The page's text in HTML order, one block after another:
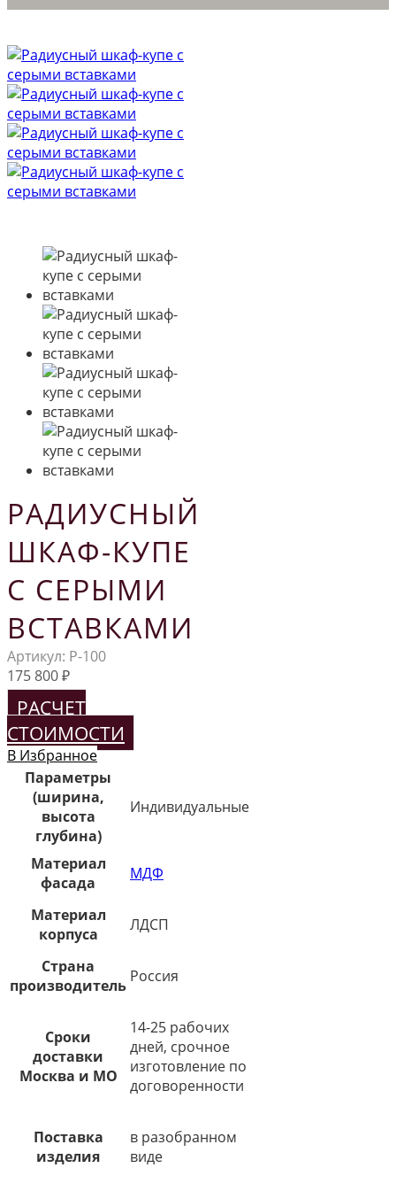
РАДИУСНЫЙ
ШКАФ-КУПЕ
С СЕРЫМИ
ВСТАВКАМИ
Артикул: Р-100
175 800₽
РАСЧЕТ
СТОИМОСТИ
В Избранное
Параметры
(ширина,
высота
глубина)
Индивидуальные
Материал
фасада
МДФ
Материал
корпуса
ЛДСП
Страна
производитель Россия
Сроки
доставки
Москва и МО
14-25 рабочих
дней, срочное
изготовление по
договоренности
Поставка
изделия
в разобранном
виде